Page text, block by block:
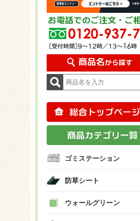
ゴミステーション
防草シート
ウォールグリーン